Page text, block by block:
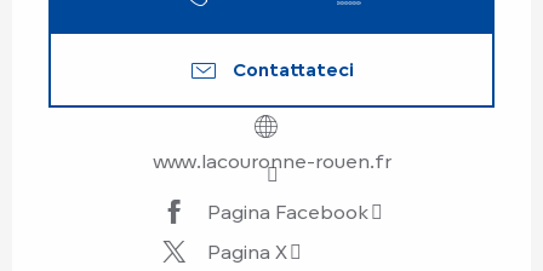
Contattateci
www.lacouronne-rouen.fr
Pagina Facebook
Pagina X